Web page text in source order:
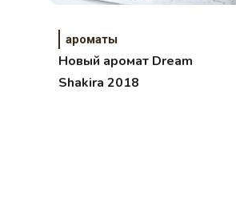
ароматы
Новый аромат Dream
Shakira 2018